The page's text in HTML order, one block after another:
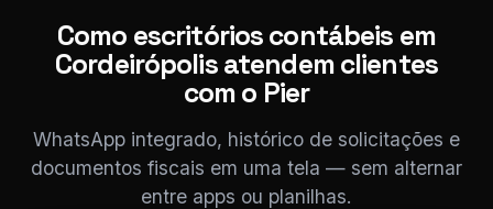
Como escritórios contábeis em
Cordeirópolis atendem clientes
com o Pier
WhatsApp integrado, histórico de solicitações e
documentos fiscais em uma tela — sem alternar
entre apps ou planilhas.